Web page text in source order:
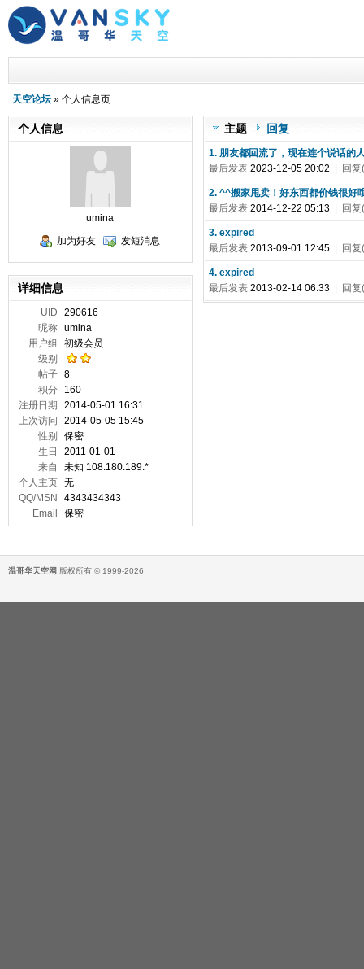
天空论坛 » 个人信息页
主题 回复
1. 朋友都回流了，现在连个说话的
最后发表2023-12-05 20:02 | 回
2. ^^搬家甩卖！好东西都价钱很好
最后发表2014-12-22 05:13 | 回
3. expired
最后发表2013-09-01 12:45 | 回
4. expired
最后发表2013-02-14 06:33 | 回
个人信息
umina
加为好友
发短消息
详细信息
UID
290616
昵称 umina
用户组
初级会员
级别
帖子 8
积分
160
注册日期
2014-05-01 16:31
上次访问
2014-05-05 15:45
性别
保密
生日
2011-01-01
来自
未知 108.180.189.*
个人主页 无
QQ/MSN
4343434343
Email
保密
温哥华天空网 版权所有 © 1999-2026